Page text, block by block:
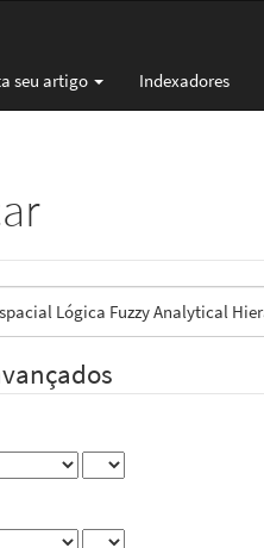
seu artigo Indexadores